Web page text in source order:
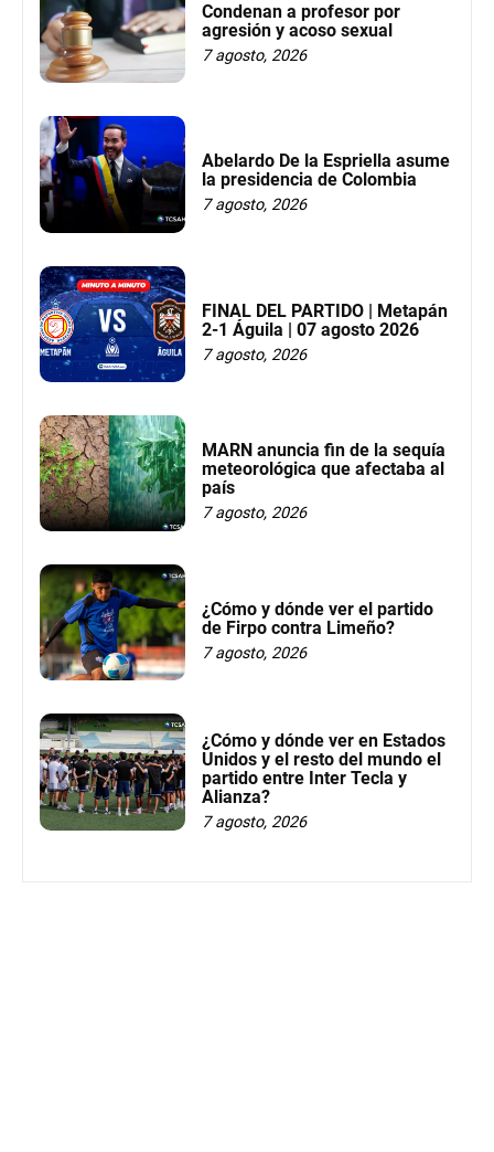
Condenan a profesor por
agresión y acoso sexual
7 agosto, 2026
Abelardo De la Espriella asume
la presidencia de Colombia
7 agosto, 2026
FINAL DEL PARTIDO | Metapán
2-1 Águila | 07 agosto 2026
7 agosto, 2026
MARN anuncia fin de la sequía
meteorológica que afectaba al
país
7 agosto, 2026
¿Cómo y dónde ver el partido
de Firpo contra Limeño?
7 agosto, 2026
¿Cómo y dónde ver en Estados
Unidos y el resto del mundo el
partido entre Inter Tecla y
Alianza?
7 agosto, 2026